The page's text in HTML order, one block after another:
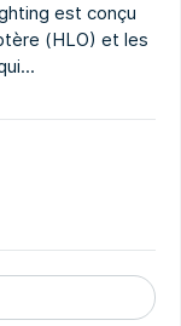
est conçu
(HLO) et les